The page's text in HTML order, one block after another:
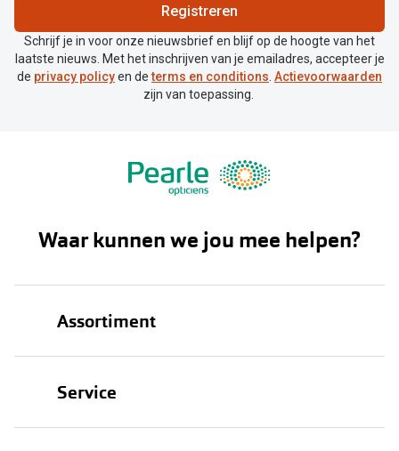
Registreren
Schrijf je in voor onze nieuwsbrief en blijf op de hoogte van het
laatste nieuws. Met het inschrijven van je emailadres, accepteer je
de privacy policyen determs en conditions. Actievoorwaarden
zijn van toepassing.
Waar kunnen we jou mee helpen?
Assortiment
Service